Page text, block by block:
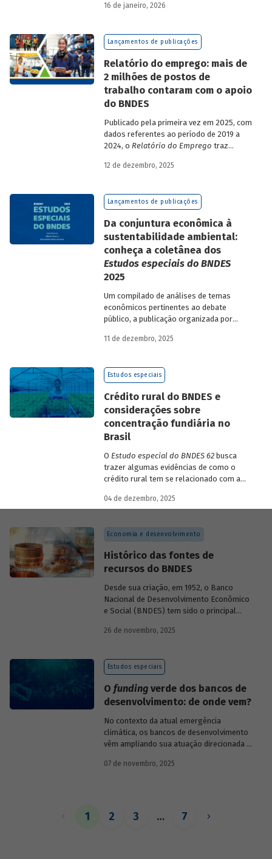
analisa a estratégia de diversificação das
diante dos atuais desafios de
sustentabilidade social, ambiental e
16 de janeiro, 2026
Lançamentos de publicações
Relatório do emprego: mais de
2 milhões de postos de
trabalho contaram com o apoio
do BNDES
Publicado pela primeira vez em 2025, com
dados referentes ao período de 2019 a
2024, o Relatório do Emprego traz
atuação do Banco sobre o mercado de
empregos da economia.
12 de dezembro, 2025
Lançamentos de publicações
Da conjuntura econômica à
sustentabilidade ambiental:
conheça a coletânea dos
Estudos especiais do BNDES
2025
Um compilado de análises de temas
econômicos pertinentes ao debate
público, a publicação organizada por
Souza, economistas do BNDES, reúne 25
BNDESdivulgados ao longo de 2025.
11 de dezembro, 2025
Estudos especiais
Crédito rural do BNDES e
considerações sobre
concentração fundiária no
Brasil
O Estudo especial do BNDES 62busca
trazer algumas evidências de como o
crédito rural tem se relacionado com a
papel desempenhado pelo BNDES.
04 de dezembro, 2025
Economia e desenvolvimento
Histórico das fontes de
recursos do BNDES
Desde sua criação, em 1952, o Banco
Nacional de Desenvolvimento Econômico
e Social (BNDES) tem sido o principal
brasileiro, ocupando um espaço central
momentos de crise, como as de 2008 e
da Covid-19, e no combate à emergência
entanto, são necessárias sólidas fontes
de recursos.
26 de novembro, 2025
Estudos especiais
O fundingverde dos bancos de
desenvolvimento: de onde vem?
No contexto da atual emergência
climática, os bancos de desenvolvimento
vêm ampliando sua atuação direcionada à
e, consequentemente, buscado novas
bancos de desenvolvimento, comparando
07 de novembro, 2025
1 2 3 … 7